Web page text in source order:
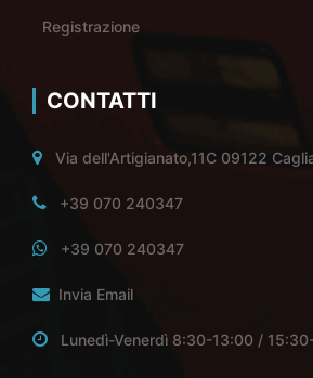
Registrazione
CONTATTI
Via dell'Artigianato,11C 09122
+39 070 240347
+39 070 240347
Invia Email
Lunedì-Venerdì 8:30-13:00 /